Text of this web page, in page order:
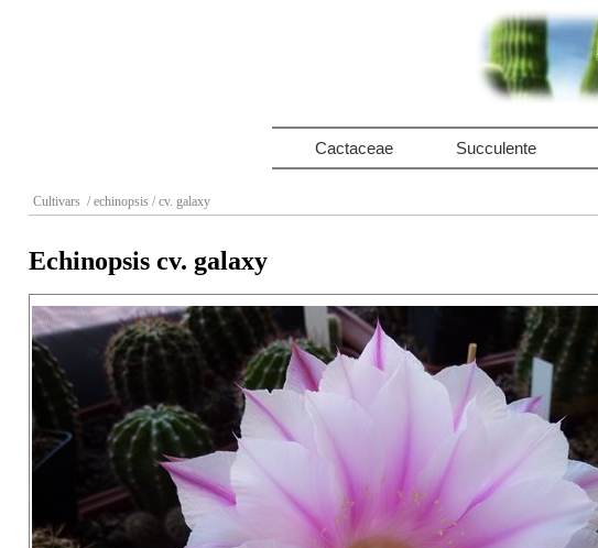
Cactaceae Succulente
Cultivars / echinopsis / cv. galaxy
Echinopsis cv. galaxy